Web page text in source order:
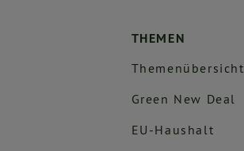
THEMEN
Themenübersicht
Green New Deal
EU-Haushalt